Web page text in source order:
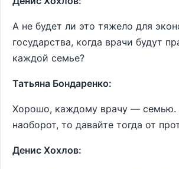
А не будет ли это тяжело для
государства, когда врачи будут
каждой семье?
Татьяна Бондаренко:
Хорошо, каждому врачу — семью.
наоборот, то давайте тогда от
Денис Хохлов: